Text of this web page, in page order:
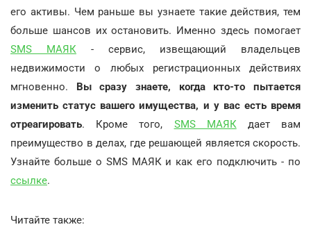
его активы. Чем раньше вы узнаете такие действия, тем
больше шансов их остановить. Именно здесь помогает
SMS МАЯК - сервис, извещающий владельцев
недвижимости о любых регистрационных действиях
мгновенно. Вы сразу знаете, когда кто-то пытается
изменить статус вашего имущества, и у вас есть время
отреагировать. Кроме того, SMS МАЯКдает вам
преимущество в делах, где решающей является скорость.
Узнайте больше о SMS МАЯК и как его подключить - по
ссылке.
Читайте также: